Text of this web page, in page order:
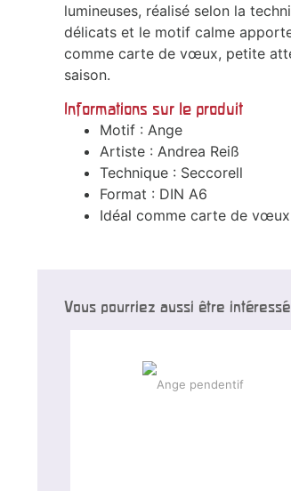
lumineuses, réalisé selon la
délicats et le motif calme
comme carte de vœux, petite
saison.
Informations sur le produit
Motif : Ange
Artiste : Andrea Reiß
Technique : Seccorell
Format : DIN A6
Idéal comme carte de
Vous pourriez aussi être